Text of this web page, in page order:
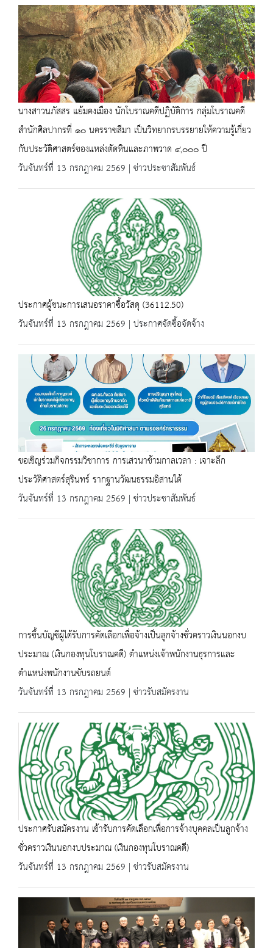
นางสาวนภัสสร แย้มคงเมือง นักโบราณคดีปฏิบัติการ กลุ่มโบราณคดี
สำนักศิลปากรที่ ๑๐ นครราชสีมา เป็นวิทยากรบรรยายให้ความรู้เกี่ยว
กับประวัติศาสตร์ของแหล่งตัดหินและภาพวาด ๔,๐๐๐ ปี
วันจันทร์ที่ 13 กรกฎาคม 2569 | ข่าวประชาสัมพันธ์
ประกาศผู้ชนะการเสนอราคาซื้อวัสดุ (36112.50)
วันจันทร์ที่ 13 กรกฎาคม 2569 | ประกาศจัดซื้อจัดจ้าง
ขอเชิญร่วมกิจกรรมวิชาการ การเสวนาข้ามกาลเวลา : เจาะลึก
ประวัติศาสตร์สุรินทร์ รากฐานวัฒนธรรมอิสานใต้
วันจันทร์ที่ 13 กรกฎาคม 2569 | ข่าวประชาสัมพันธ์
การขึ้นบัญชีผู้ได้รับการคัดเลือกเพื่อจ้างเป็นลูกจ้างชั่วคราวเงินนอกงบ
ประมาณ (เงินกองทุนโบราณคดี) ตำแหน่งเจ้าพนักงานธุรการและ
ตำแหน่งพนักงานขับรถยนต์
วันจันทร์ที่ 13 กรกฎาคม 2569 | ข่าวรับสมัครงาน
ประกาศรับสมัครงาน เข้ารับการคัดเลือกเพื่อการจ้างบุคคลเป็นลูกจ้าง
ชั่วคราวเงินนอกงบประมาณ (เงินกองทุนโบราณคดี)
วันจันทร์ที่ 13 กรกฎาคม 2569 | ข่าวรับสมัครงาน